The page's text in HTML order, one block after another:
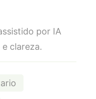
por IA
clareza.